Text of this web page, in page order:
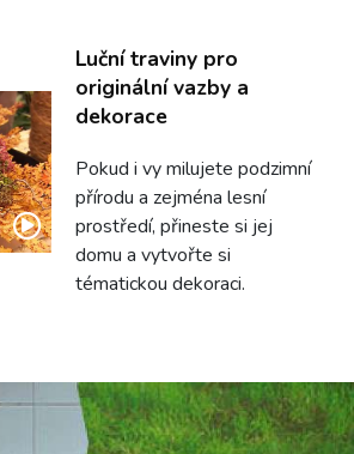
Luční traviny pro
originální vazby a
dekorace
Pokud i vy milujete podzimní
přírodu a zejména lesní
prostředí, přineste si jej
domu a vytvořte si
tématickou dekoraci.